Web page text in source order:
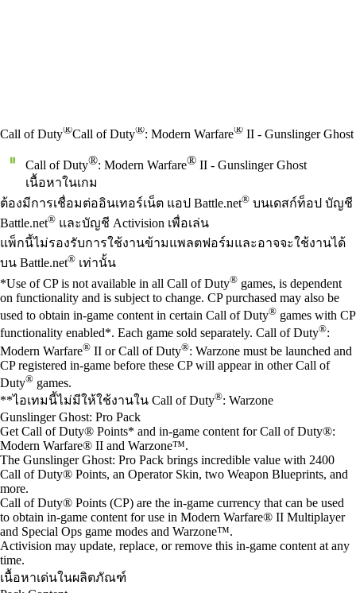
Call of Duty®Call of Duty®: Modern Warfare® II - Gunslinger Ghost
Call of Duty®: Modern Warfare® II - Gunslinger Ghost
เนื้อหาในเกม
ราคา
Available actions
ต้องมีการเชื่อมต่ออินเทอร์เน็ต แอป Battle.net® บนเดสก์ท็อป บัญชี
Battle.net® และบัญชี Activision เพื่อเล่น
แพ็กนี้ไม่รองรับการใช้งานข้ามแพลตฟอร์มและอาจจะใช้งานได้
บน Battle.net® เท่านั้น
*Use of CP is not available in all Call of Duty® games, is dependent
on functionality and is subject to change. CP purchased may also be
used to obtain in-game content in certain Call of Duty® games with CP
functionality enabled*. Each game sold separately. Call of Duty®:
Modern Warfare® II or Call of Duty®: Warzone must be launched and
CP registered in-game before these CP will appear in other Call of
Duty® games.
**ไอเทมนี้ไม่มีให้ใช้งานใน Call of Duty®: Warzone
Gunslinger Ghost: Pro Pack
Get Call of Duty® Points* and in-game content for Call of Duty®:
Modern Warfare® II and Warzone™.
The Gunslinger Ghost: Pro Pack brings incredible value with 2400
Call of Duty® Points, an Operator Skin, two Weapon Blueprints, and
more.
Call of Duty® Points (CP) are the in-game currency that can be used
to obtain in-game content for use in Modern Warfare® II Multiplayer
and Special Ops game modes and Warzone™.
Activision may update, replace, or remove this in-game content at any
time.
เนื้อหาเด่นในผลิตภัณฑ์